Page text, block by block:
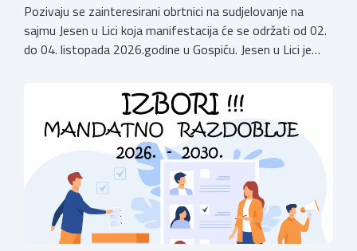
Pozivaju se zainteresirani obrtnici na sudjelovanje na
sajmu Jesen u Lici koja manifestacija će se održati od 02.
do 04. listopada 2026.godine u Gospiću. Jesen u Lici je
u Gospiću i prerasla je u najznačajnjiju gospodarsku,
kulturnu i etno manifestaciju na području Ličko-senjske
županije. Organizator izložbe […]